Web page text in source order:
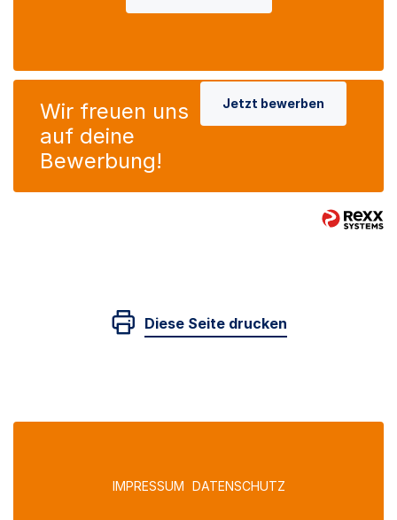
Wir freuen uns
auf deine
Bewerbung!
Jetzt bewerben
Diese Seite drucken
IMPRESSUM DATENSCHUTZ